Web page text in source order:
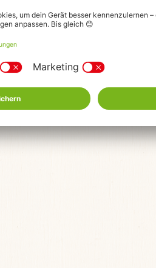
© 2026 Karls Markt OHG